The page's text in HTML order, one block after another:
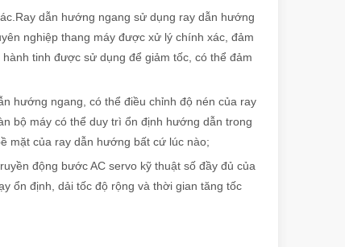
viên của một hoạt động sản xuất lớn hơn thì giá thành của
dẫn hướng ngang sử dụng ray dẫn hướng
nghiệp thang máy được xử lý chính xác, đảm
tinh được sử dụng để giảm tốc, có thể đảm
hướng ngang, có thể điều chỉnh độ nén của ray
bộ máy có thể duy trì ổn định hướng dẫn trong
mặt của ray dẫn hướng bất cứ lúc nào;
động bước AC servo kỹ thuật số đầy đủ của
ổn định, dải tốc độ rộng và thời gian tăng tốc